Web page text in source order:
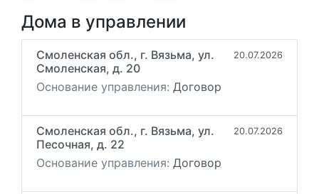
Дома в управлении
Смоленская обл., г. Вязьма, ул.
Смоленская, д. 20
20.07.2026
Основание управления: Договор
Смоленская обл., г. Вязьма, ул.
Песочная, д. 22
20.07.2026
Основание управления: Договор